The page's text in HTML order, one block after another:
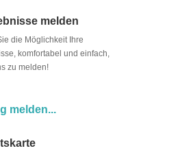
melden
die Möglichkeit Ihre
komfortabel und einfach,
zu melden!
melden...